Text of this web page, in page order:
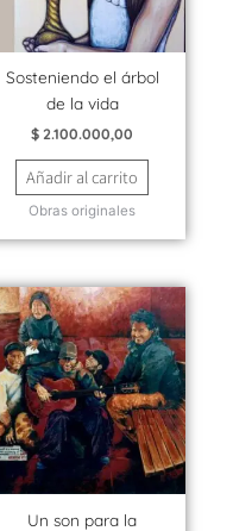
Sosteniendo el árbol
de la vida
$ 2.100.000,00
Añadir al carrito
Obras originales
Un son para la